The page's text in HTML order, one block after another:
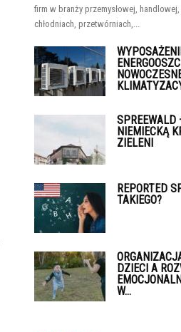
firm w branży przemysłowej,
chłodniach, przetwórniach,...
SPREEWALD
NIEMIECKĄ
ZIELENI
REPORTED
TAKIEGO?
DZIECI A
W...